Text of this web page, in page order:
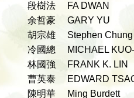
段樹法
FA DWAN
余哲豪
GARY YU
胡宗雄
Stephen
冷國總
MICHAEL
林國強
FRANK K. LIN
曹英泰
EDWARD
陳明華
Ming Burdett